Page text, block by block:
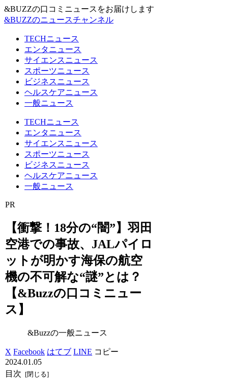
&BUZZの口コミニュースをお届けします
&BUZZのニュースチャンネル
TECHニュース
エンタニュース
サイエンスニュース
スポーツニュース
ビジネスニュース
ヘルスケアニュース
一般ニュース
TECHニュース
エンタニュース
サイエンスニュース
スポーツニュース
ビジネスニュース
ヘルスケアニュース
一般ニュース
PR
【衝撃！18分の“闇”】羽田
空港での事故、JALパイロ
ットが明かす海保の航空
機の不可解な“謎”とは？
【&Buzzの口コミニュー
ス】
&Buzzの一般ニュース
X Facebook はてブ LINE コピー
2024.01.05
目次